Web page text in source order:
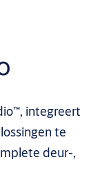
integreert
te
deur-,